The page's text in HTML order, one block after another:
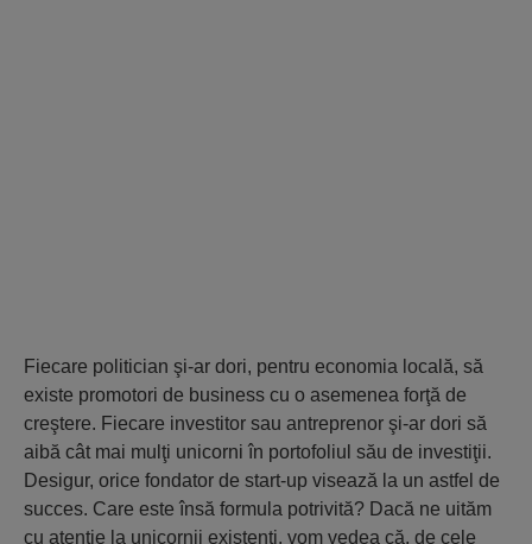
Fiecare politician şi-ar dori, pentru economia locală, să
existe promotori de business cu o asemenea forţă de
creştere. Fiecare investitor sau antreprenor şi-ar dori să
aibă cât mai mulţi unicorni în portofoliul său de investiţii.
Desigur, orice fondator de start-up visează la un astfel de
succes. Care este însă formula potrivită? Dacă ne uităm
cu atenţie la unicornii existenţi, vom vedea că, de cele